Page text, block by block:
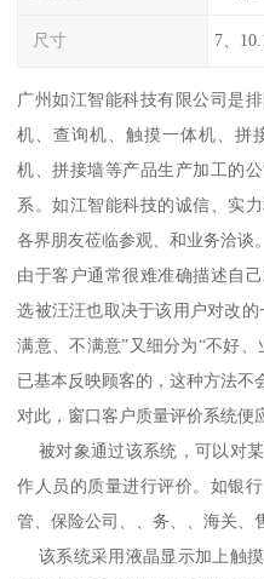
尺寸 7、
广州如江智能科技有限公司是
机、查询机、触摸一体机、拼
机、拼接墙等产品生产加工的
系。如江智能科技的诚信、实
各界朋友莅临参观、和业务洽谈。
由于客户通常很难准确描述自
选被汪汪也取决于该用户对改的
满意、不满意”又细分为“不好
已基本反映顾客的，这种方法不
对此，窗口客户质量评价系统便
被对象通过该系统，可以对
作人员的质量进行评价。如银
管、保险公司、、务、、海关、
该系统采用液晶显示加上触